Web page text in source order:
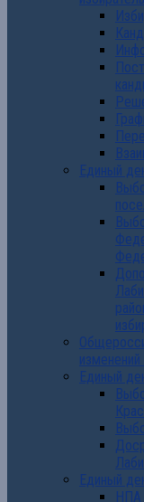
Единый
Единый
Единый
НПА